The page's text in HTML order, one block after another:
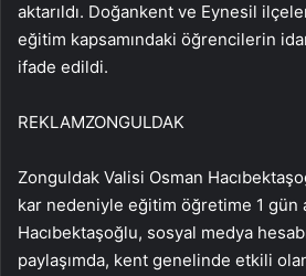
aktarıldı. Doğankent ve Eynesil
eğitim kapsamındaki öğrencilerin
ifade edildi.
REKLAMZONGULDAK
Zonguldak Valisi Osman
kar nedeniyle eğitim öğretime 1
Hacıbektaşoğlu, sosyal medya
paylaşımda, kent genelinde etkili